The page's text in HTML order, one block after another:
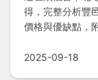
得，完整分析豐
價格與優缺點，
2025-09-18